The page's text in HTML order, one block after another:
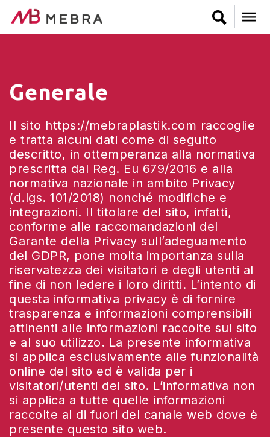
to
main
Generale
Il sito https://mebraplastik.com raccoglie
e tratta alcuni dati come di seguito
descritto, in ottemperanza alla normativa
prescritta dal Reg. Eu 679/2016 e alla
normativa nazionale in ambito Privacy
(d.lgs. 101/2018) nonché modifiche e
integrazioni. Il titolare del sito, infatti,
conforme alle raccomandazioni del
Garante della Privacy sull’adeguamento
del GDPR, pone molta importanza sulla
riservatezza dei visitatori e degli utenti al
fine di non ledere i loro diritti. L’intento di
questa informativa privacy è di fornire
trasparenza e informazioni comprensibili
attinenti alle informazioni raccolte sul sito
e al suo utilizzo. La presente informativa
si applica esclusivamente alle funzionalità
online del sito ed è valida per i
visitatori/utenti del sito. L’informativa non
si applica a tutte quelle informazioni
raccolte al di fuori del canale web dove è
presente questo sito web.